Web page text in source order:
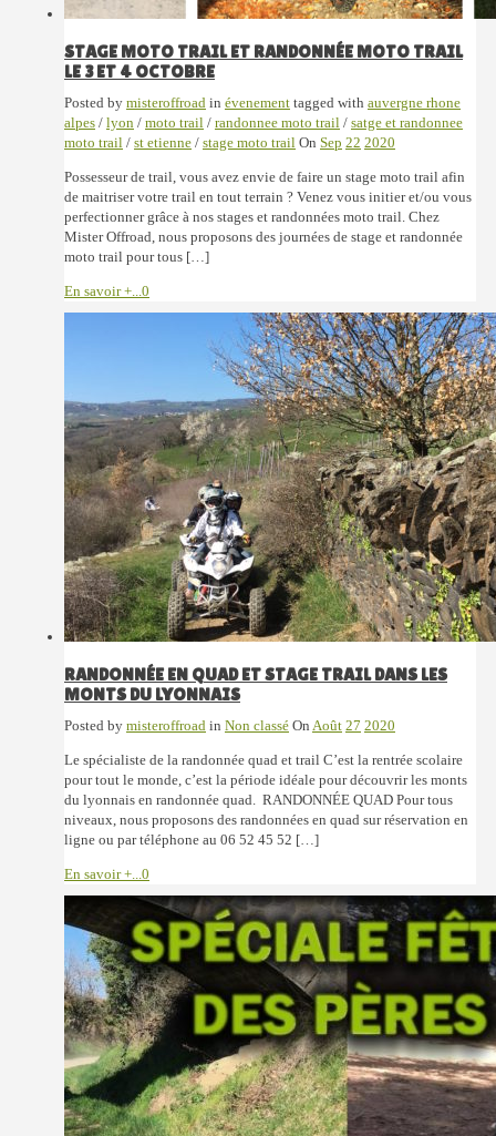
STAGE MOTO TRAIL ET RANDONNÉE MOTO TRAIL
LE 3 ET 4 OCTOBRE
Posted by misteroffroad in évenement tagged with auvergne rhone
alpes / lyon / moto trail / randonnee moto trail / satge et randonnee
moto trail / st etienne / stage moto trail On Sep 22 2020
Possesseur de trail, vous avez envie de faire un stage moto trail afin
de maitriser votre trail en tout terrain ? Venez vous initier et/ou vous
perfectionner grâce à nos stages et randonnées moto trail. Chez
Mister Offroad, nous proposons des journées de stage et randonnée
moto trail pour tous […]
En savoir +...0
RANDONNÉE EN QUAD ET STAGE TRAIL DANS LES
MONTS DU LYONNAIS
Posted by misteroffroad in Non classé On Août 27 2020
Le spécialiste de la randonnée quad et trail C’est la rentrée scolaire
pour tout le monde, c’est la période idéale pour découvrir les monts
du lyonnais en randonnée quad. RANDONNÉE QUAD Pour tous
niveaux, nous proposons des randonnées en quad sur réservation en
ligne ou par téléphone au 06 52 45 52 […]
En savoir +...0